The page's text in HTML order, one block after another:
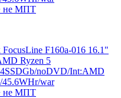
F160a-016 16.1"
Ryzen 5
noDVD/Int:AMD
45.6WHr/war
не МПТ